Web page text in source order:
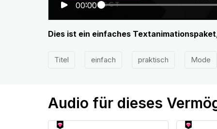
00:00
Dies ist ein einfaches
Titel einfach praktisch Mode
Audio für dieses